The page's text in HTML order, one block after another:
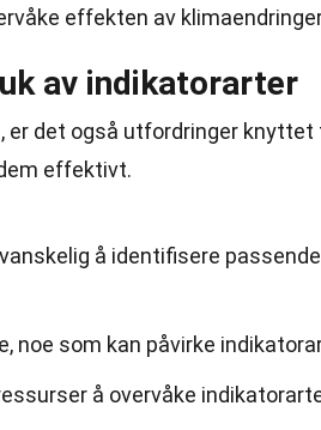
effekten av
av indikatorarter
er det også utfordringer knyttet
effektivt.
å identifisere
noe som kan påvirke
å overvåke